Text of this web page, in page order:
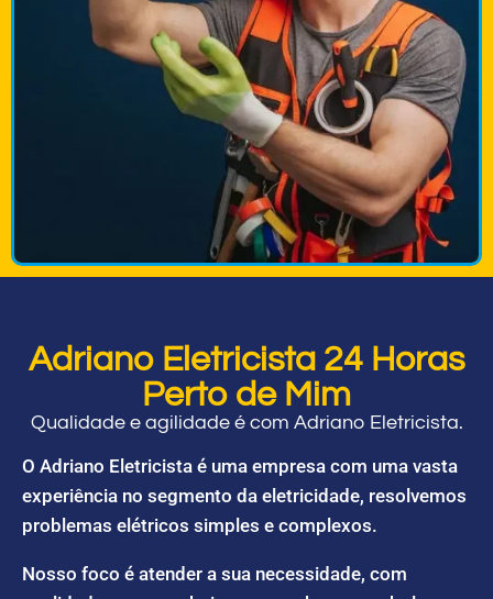
Adriano Eletricista 24 Horas
Perto de Mim
Qualidade e agilidade é com Adriano Eletricista.
O Adriano Eletricista é uma empresa com uma vasta
experiência no segmento da eletricidade, resolvemos
problemas elétricos simples e complexos.
Nosso foco é atender a sua necessidade, com